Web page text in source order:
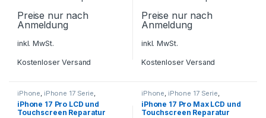
Preise nur nach
Anmeldung
inkl. MwSt.
Kostenloser Versand
Preise nur nach
Anmeldung
inkl. MwSt.
Kostenloser Versand
iPhone, iPhone 17 Serie,
Smartphone Reparatur
iPhone 17 Pro LCD und
Touchscreen Reparatur
iPhone, iPhone 17 Serie,
Smartphone Reparatur
iPhone 17 Pro Max LCD und
Touchscreen Reparatur